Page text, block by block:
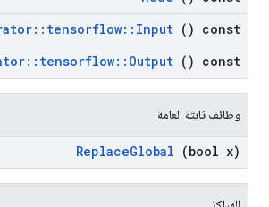
:: tensorflow:: Input () const
:: tensorflow:: Output () const
وظائف ثابتة العامة
ReplaceGlobal (bool x)